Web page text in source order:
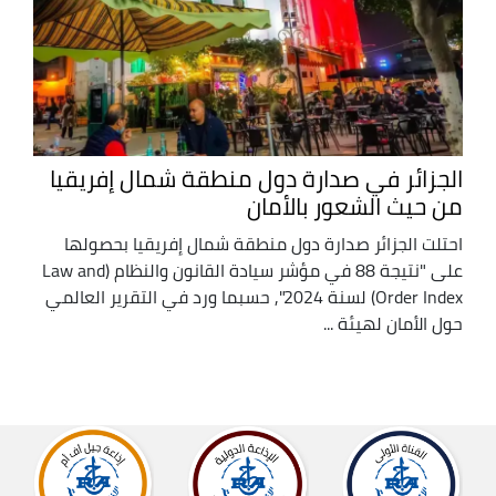
الجزائر في صدارة دول منطقة شمال إفريقيا
من حيث الشعور بالأمان
احتلت الجزائر صدارة دول منطقة شمال إفريقيا بحصولها
على "نتيجة 88 في مؤشر سيادة القانون والنظام (Law and
Order Index) لسنة 2024", حسبما ورد في التقرير العالمي
حول الأمان لهيئة ...